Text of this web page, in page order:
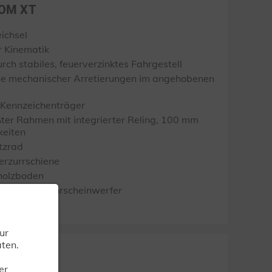
XT
Kinematik
stabiles, feuerverzinktes Fahrgestell
mechanischer Arretierungen im angehobenen
Rahmen mit integrierter Reling, 100 mm
mit Rückfahrscheinwerfer